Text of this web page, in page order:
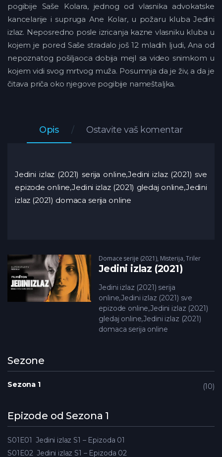
pogibije Saše Kolara, jednog od vlasnika advokatske
kancelarije i supruga Ane Kolar, u požaru kluba Jedini
izlaz. Neposredno posle izricanja kazne vlasniku kluba u
kojem je pored Saše stradalo još 12 mladih ljudi, Ana od
nepoznatog pošiljaoca dobija mejl sa video snimkom u
kojem vidi svog mrtvog muža. Posumnja da je živ, a da je
čitava priča oko njegove pogibije nameštaljka.
Opis Ostavite vaš komentar
Jedini izlaz (2021) serija online,Jedini izlaz (2021) sve
epizode online,Jedini izlaz (2021) gledaj online,Jedini
izlaz (2021) domaca serija online
Domace serije (2021), Misterija,Triler
Jedini izlaz (2021)
Jedini izlaz (2021) serija
online,Jedini izlaz (2021) sve
epizode online,Jedini izlaz (2021)
gledaj online,Jedini izlaz (2021)
domaca serija online
Sezone
Sezona 1 10
Epizode od Sezona 1
S01E01 Jedini izlaz S1 – Epizoda 01
S01E02 Jedini izlaz S1 – Epizoda 02